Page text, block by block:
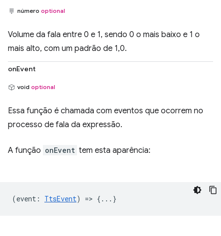
número optional
Volume da fala entre 0 e 1, sendo 0 o mais baixo e 1 o
mais alto, com um padrão de 1,0.
onEvent
void optional
Essa função é chamada com eventos que ocorrem no
processo de fala da expressão.
A função onEvent tem esta aparência:
(event : TtsEvent) => {...}